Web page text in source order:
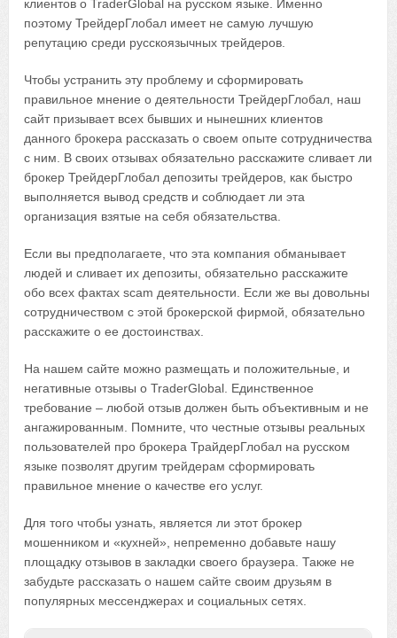
клиентов о TraderGlobal на русском языке. Именно
поэтому ТрейдерГлобал имеет не самую лучшую
репутацию среди русскоязычных трейдеров.
Чтобы устранить эту проблему и сформировать
правильное мнение о деятельности ТрейдерГлобал, наш
сайт призывает всех бывших и нынешних клиентов
данного брокера рассказать о своем опыте сотрудничества
с ним. В своих отзывах обязательно расскажите сливает ли
брокер ТрейдерГлобал депозиты трейдеров, как быстро
выполняется вывод средств и соблюдает ли эта
организация взятые на себя обязательства.
Если вы предполагаете, что эта компания обманывает
людей и сливает их депозиты, обязательно расскажите
обо всех фактах scam деятельности. Если же вы довольны
сотрудничеством с этой брокерской фирмой, обязательно
расскажите о ее достоинствах.
На нашем сайте можно размещать и положительные, и
негативные отзывы о TraderGlobal. Единственное
требование – любой отзыв должен быть объективным и не
ангажированным. Помните, что честные отзывы реальных
пользователей про брокера ТрайдерГлобал на русском
языке позволят другим трейдерам сформировать
правильное мнение о качестве его услуг.
Для того чтобы узнать, является ли этот брокер
мошенником и «кухней», непременно добавьте нашу
площадку отзывов в закладки своего браузера. Также не
забудьте рассказать о нашем сайте своим друзьям в
популярных мессенджерах и социальных сетях.